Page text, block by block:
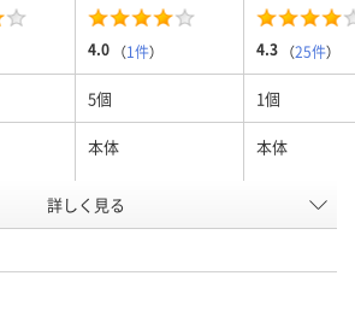
4.0 （1件） 4.3 （25件）
5個 1個
本体 本体
コンディショナー シャンプー
ER03781 AW36969
詳しく見る